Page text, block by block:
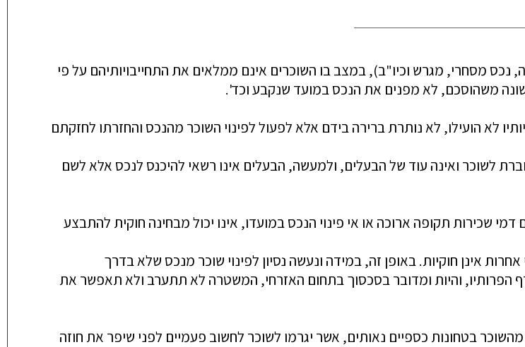
מסחרי, מגרש וכיו"ב), במצב בו השוכרים אינם ממלאים את התחייבויותיהם על פי
משהוסכם, לא מפנים את הנכס במועד שנקבע וכד'.
לא הועילו, לא נותרת ברירה בידם אלא לפעול לפינוי השוכר מהנכס והחזרתו לחזקתם
לשוכר ואינה עוד של הבעלים, ולמעשה, הבעלים אינו רשאי להיכנס לנכס אלא לשם
שכירות תקופה ארוכה או אי פינוי הנכס במועדו, אינו יכול מבחינה חוקית להתבצע
אינן חוקיות. באופן זה, במידה ונעשה נסיון לפינוי שוכר מנכס שלא בדרך
הפרותיו, והיות ומדובר בסכסוך בתחום האזרחי, המשטרה לא תתערב ולא תאפשר את
בטחונות כספיים נאותים, אשר יגרמו לשוכר לחשוב פעמיים לפני שיפר את חוזה